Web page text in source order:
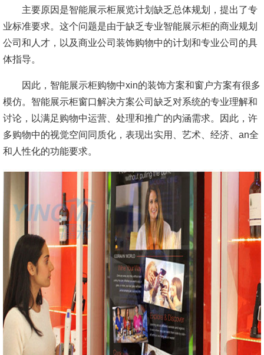
主要原因是智能展示柜展览计划缺乏总体规划，提出了专
业标准要求。这个问题是由于缺乏专业智能展示柜的商业规划
公司和人才，以及商业公司装饰购物中的计划和专业公司的具
体指导。
因此，智能展示柜购物中xin的装饰方案和窗户方案有很多
模仿。智能展示柜窗口解决方案公司缺乏对系统的专业理解和
讨论，以满足购物中运营、处理和推广的内涵需求。因此，许
多购物中的视觉空间同质化，表现出实用、艺术、经济、an全
和人性化的功能要求。